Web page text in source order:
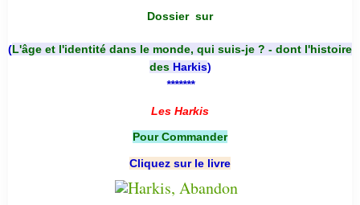
Dossier sur
(L'âge et l'identité dans le monde, qui suis-je ? - dont l'histoire
des Harkis)
*******
Les Harkis
Pour Commander
Cliquez sur le livre